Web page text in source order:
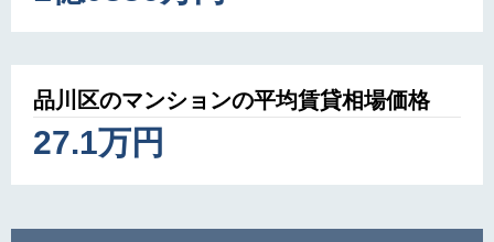
品川区のマンションの平均賃貸相場価格
27.1万円